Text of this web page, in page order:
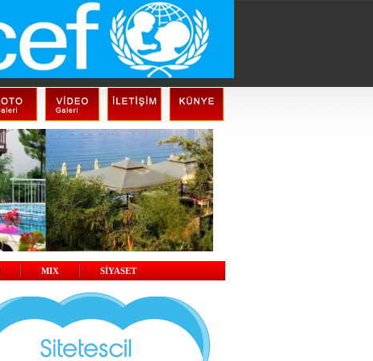
MIX SİYASET